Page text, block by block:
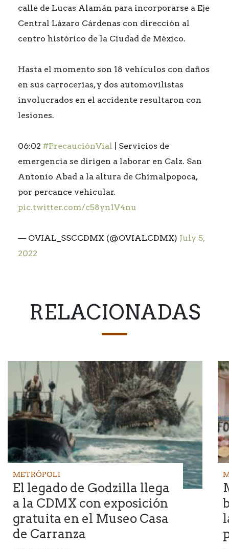
calle de Lucas Alamán para incorporarse a Eje
Central Lázaro Cárdenas con dirección al
centro histórico de la Ciudad de México.
Hasta el momento son 18 vehículos con daños
en sus carrocerías, y dos automovilistas
involucrados en el accidente resultaron con
lesiones.
06:02 #PrecauciónVial | Servicios de
emergencia se dirigen a laborar en Calz. San
Antonio Abad a la altura de Chimalpopoca,
por percance vehicular.
pic.twitter.com/c58yn1V4nu
— OVIAL_SSCCDMX (@OVIALCDMX) July 5,
2022
RELACIONADAS
METRÓPOLI
El legado de Godzilla llega
a la CDMX con exposición
gratuita en el Museo Casa
de Carranza